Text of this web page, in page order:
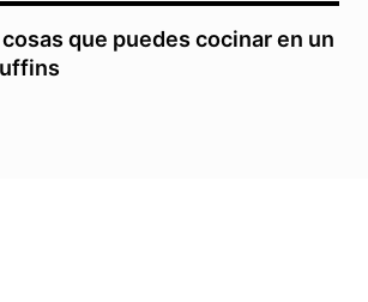
que puedes cocinar en un